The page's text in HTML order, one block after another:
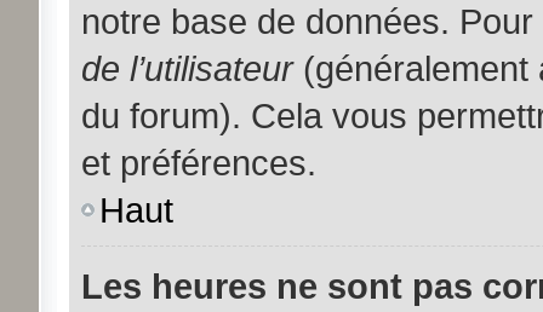
notre base de données.
de l’utilisateur(généralement
du forum). Cela vous
et préférences.
Haut
Les heures ne sont pas